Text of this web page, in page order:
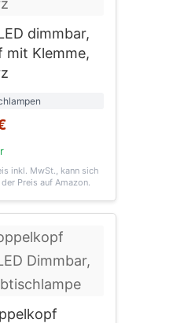
dimmbar,
mit Klemme,
inkl. MwSt., kann sich
Preis auf Amazon.